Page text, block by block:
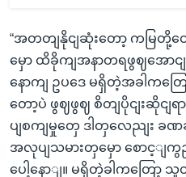
“အတတျနိုငျဆုံးတော့ ကမြတို့
မှော ထိခိုကျအနာတရဖွဈအောင
နောကျ ဥပဒေ မရှိတဲ့အခါကတြ
တော့ပဲ ဖွဈဖွဈ စိတျပိုငျးဆိုငျရာ
ပျစကျမှုတှေ ဒါတှလေညျး
အလုပျသမားတှမှော စောင့ျ
ပေါ့နောျ။ မရှိတဲ့ခါကတြော့